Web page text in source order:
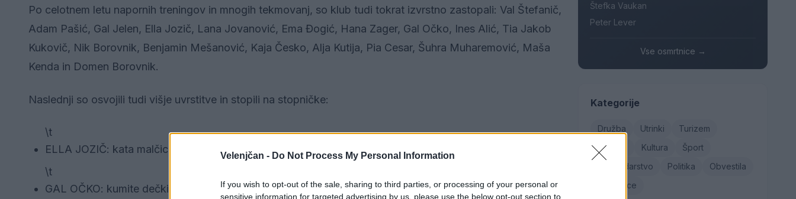
Velenjčan - Do Not Process My Personal Information
If you wish to opt-out of the sale, sharing to third parties, or processing of your personal or
sensitive information for targeted advertising by us, please use the below opt-out section to
Po celotnem letu napornih treningov in mnogih tekmovanj, so klub tudi tokrat izvrstno zastopali: Val Štefanič,
Adam Pašić, Gal Jelen, Ella Jozič, Lana Jovanović, Ema Đogić, Hana Zager, Gal Očko, Ines Alić, Tia Jakob
Kukovič, Nik Borovnik, Benjamin Mešanović, Kaja Česko, Alja Kutija, Pia Cesar, Šuhra Muharemović, Maša
Kenda in Domen Borovnik.
Naslednji so osvojili tudi višje uvrstitve in stopili na stopničke:
\t
ELLA JOZIČ: kata malčice - 2. mesto in naziv državne podprvakinje
\t
GAL OČKO: kumite dečki +45 kg - 2. mesto in naziv državnega podprvaka
Štefka Vaukan
Peter Lever
Vse osmrtnice →
Kategorije
Družba Utrinki
Turizem
Kronika
Kultura
Šport
Gospodarstvo
Politika
Obvestila
Osmrtnice